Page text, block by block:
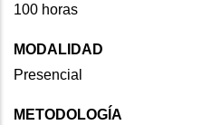
100 horas
MODALIDAD
Presencial
METODOLOGÍA